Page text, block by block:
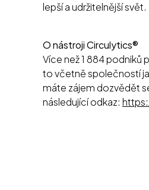
lepší a udržitelnější svět.
O nástroji Circulytics®
Více než 1 884 podniků
to včetně společností
máte zájem dozvědět
následující odkaz: